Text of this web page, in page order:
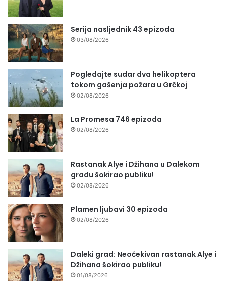
Serija nasljednik 43 epizoda
03/08/2026
Pogledajte sudar dva helikoptera
tokom gašenja požara u Grčkoj
02/08/2026
La Promesa 746 epizoda
02/08/2026
Rastanak Alye i Džihana u Dalekom
gradu šokirao publiku!
02/08/2026
Plamen ljubavi 30 epizoda
02/08/2026
Daleki grad: Neočekivan rastanak Alye i
Džihana šokirao publiku!
01/08/2026